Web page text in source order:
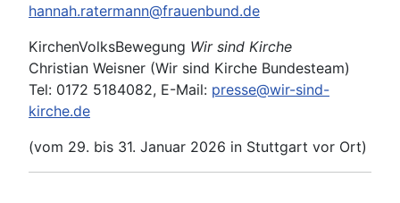
hannah.ratermann@frauenbund.de
KirchenVolksBewegung Wir sind Kirche
Christian Weisner (Wir sind Kirche Bundesteam)
Tel: 0172 5184082, E-Mail: presse@wir-sind-
kirche.de
(vom 29. bis 31. Januar 2026 in Stuttgart vor Ort)